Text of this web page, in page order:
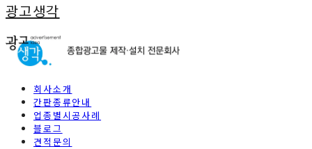
광고생각
회사소개
간판종류안내
업종별시공사례
블로그
견적문의